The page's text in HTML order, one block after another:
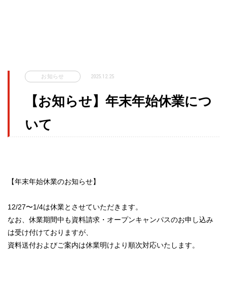
お知らせ 2025.12.25
【お知らせ】年末年始休業につ
いて
【年末年始休業のお知らせ】
12/27〜1/4は休業とさせていただきます。
なお、休業期間中も資料請求・オープンキャンパスのお申し込み
は受け付けておりますが、
資料送付およびご案内は休業明けより順次対応いたします。